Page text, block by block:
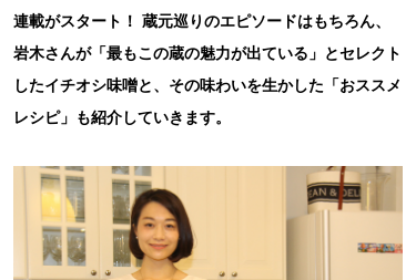
連載がスタート！ 蔵元巡りのエピソードはもちろん、
岩木さんが「最もこの蔵の魅力が出ている」とセレクト
したイチオシ味噌と、その味わいを生かした「おススメ
レシピ」も紹介していきます。